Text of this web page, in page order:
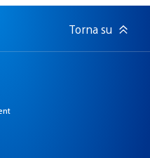
Torna su